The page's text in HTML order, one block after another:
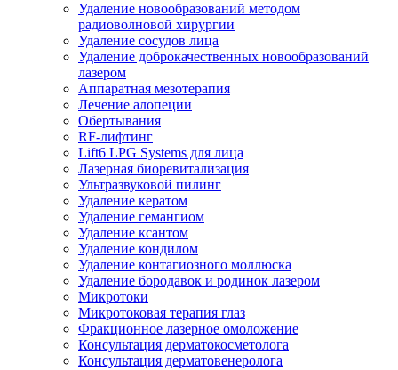
Удаление новообразований методом
радиоволновой хирургии
Удаление сосудов лица
Удаление доброкачественных новообразований
лазером
Аппаратная мезотерапия
Лечение алопеции
Обертывания
RF-лифтинг
Lift6 LPG Systems для лица
Лазерная биоревитализация
Ультразвуковой пилинг
Удаление кератом
Удаление гемангиом
Удаление ксантом
Удаление кондилом
Удаление контагиозного моллюска
Удаление бородавок и родинок лазером
Микротоки
Микротоковая терапия глаз
Фракционное лазерное омоложение
Консультация дерматокосметолога
Консультация дерматовенеролога